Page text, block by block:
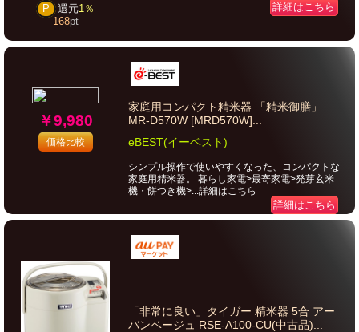
P 還元1％
168pt
詳細はこちら
￥9,980
価格比較
家庭用コンパクト精米器 「精米御膳」
MR-D570W [MRD570W]...
eBEST(イーベスト)
シンプル操作で使いやすくなった、コンパクトな
家庭用精米器。 暮らし家電>最寄家電>発芽玄米
機・餅つき機>...詳細はこちら
詳細はこちら
「非常に良い」タイガー 精米器 5合 アー
バンベージュ RSE-A100-CU(中古品)...